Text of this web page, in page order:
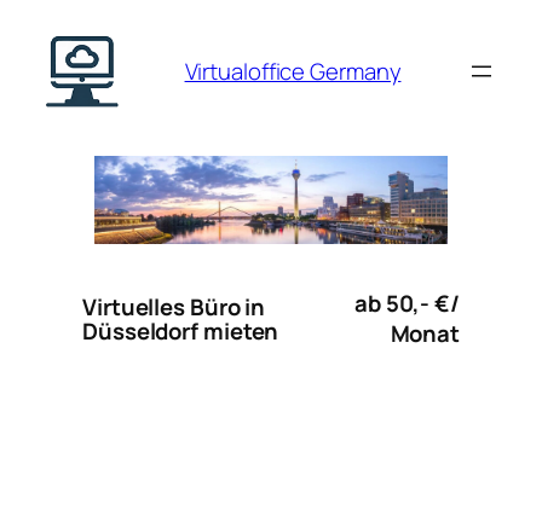
Inhalt
springen
Virtualoffice Germany
Virtuelles Büro in
Düsseldorf mieten
ab 50,- €/
Monat